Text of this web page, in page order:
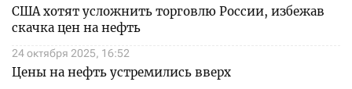
США хотят усложнить торговлю России, избежав
скачка цен на нефть
24 октября 2025, 16:52
Цены на нефть устремились вверх